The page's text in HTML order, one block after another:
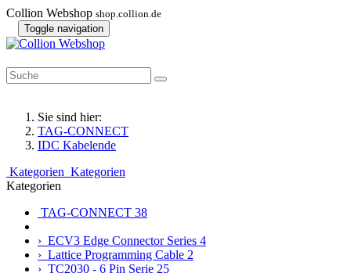
Collion Webshop shop.collion.de
Toggle navigation
Sie sind hier:
TAG-CONNECT
IDC Kabelende
Kategorien Kategorien
Kategorien
TAG-CONNECT 38
› ECV3 Edge Connector Series 4
› Lattice Programming Cable 2
› TC2030 - 6 Pin Serie 25